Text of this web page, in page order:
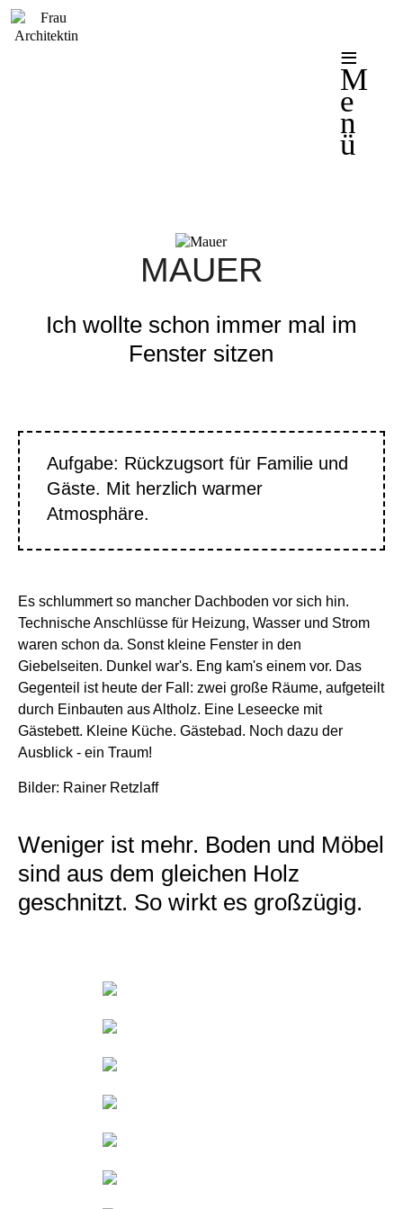
M
e
n
ü
MAUER
Ich wollte schon immer mal im
Fenster sitzen
Aufgabe: Rückzugsort für Familie und
Gäste. Mit herzlich warmer
Atmosphäre.
Es schlummert so mancher Dachboden vor sich hin.
Technische Anschlüsse für Heizung, Wasser und Strom
waren schon da. Sonst kleine Fenster in den
Giebelseiten. Dunkel war's. Eng kam's einem vor. Das
Gegenteil ist heute der Fall: zwei große Räume, aufgeteilt
durch Einbauten aus Altholz. Eine Leseecke mit
Gästebett. Kleine Küche. Gästebad. Noch dazu der
Ausblick - ein Traum!
Bilder: Rainer Retzlaff
Weniger ist mehr. Boden und Möbel
sind aus dem gleichen Holz
geschnitzt. So wirkt es großzügig.